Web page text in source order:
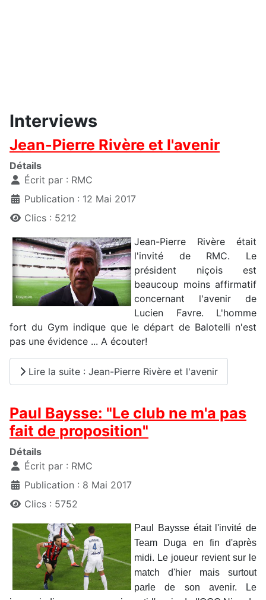
Interviews
Jean-Pierre Rivère et l'avenir
Détails
Écrit par : RMC
Publication : 12 Mai 2017
Clics : 5212
Jean-Pierre Rivère était
l'invité de RMC. Le
président niçois est
beaucoup moins affirmatif
concernant l'avenir de
Lucien Favre. L'homme
fort du Gym indique que le départ de Balotelli n'est
pas une évidence ... A écouter!
Lire la suite : Jean-Pierre Rivère et l'avenir
Paul Baysse: "Le club ne m'a pas
fait de proposition"
Détails
Écrit par : RMC
Publication : 8 Mai 2017
Clics : 5752
Paul Baysse était l'invité de
Team Duga en fin d'après
midi. Le joueur revient sur le
match d'hier mais surtout
parle de son avenir. Le